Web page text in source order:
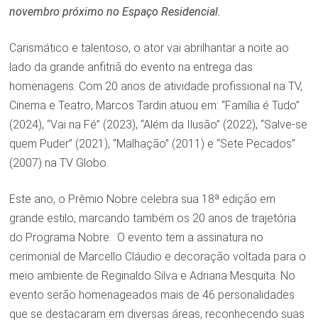
novembro próximo no Espaço Residencial.
Carismático e talentoso, o ator vai abrilhantar a noite ao
lado da grande anfitriã do evento na entrega das
homenagens. Com 20 anos de atividade profissional na TV,
Cinema e Teatro, Marcos Tardin atuou em: “Família é Tudo”
(2024), “Vai na Fé” (2023), “Além da Ilusão” (2022), “Salve-se
quem Puder” (2021), “Malhação” (2011) e “Sete Pecados”
(2007) na TV Globo.
Este ano, o Prêmio Nobre celebra sua 18ª edição em
grande estilo, marcando também os 20 anos de trajetória
do Programa Nobre. O evento tem a assinatura no
cerimonial de Marcello Cláudio e decoração voltada para o
meio ambiente de Reginaldo Silva e Adriana Mesquita. No
evento serão homenageados mais de 46 personalidades
que se destacaram em diversas áreas, reconhecendo suas